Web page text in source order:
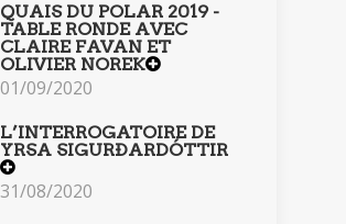
QUAIS DU POLAR 2019 -
TABLE RONDE AVEC
CLAIRE FAVAN ET
OLIVIER NOREK
01/09/2020
L’INTERROGATOIRE DE
YRSA SIGURÐARDÓTTIR
31/08/2020